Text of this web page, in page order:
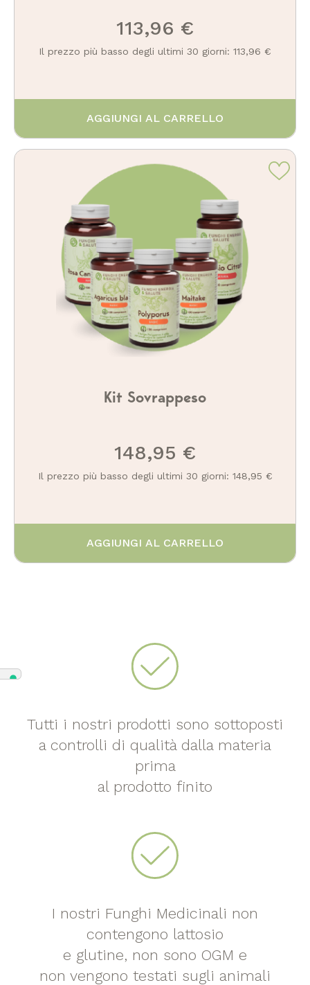
113,96 €
Il prezzo più basso degli ultimi 30 giorni: 113,96 €
AGGIUNGI AL CARRELLO
Kit Sovrappeso
148,95 €
Il prezzo più basso degli ultimi 30 giorni: 148,95 €
AGGIUNGI AL CARRELLO
Tutti i nostri prodotti sono sottoposti
a controlli di qualità dalla materia
prima
al prodotto finito
I nostri Funghi Medicinali non
contengono lattosio
e glutine, non sono OGM e
non vengono testati sugli animali